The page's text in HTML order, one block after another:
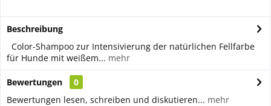
Beschreibung
Color-Shampoo zur Intensivierung der natürlichen Fellfarbe
für Hunde mit weißem... mehr
Bewertungen
0
Bewertungen lesen, schreiben und diskutieren... mehr